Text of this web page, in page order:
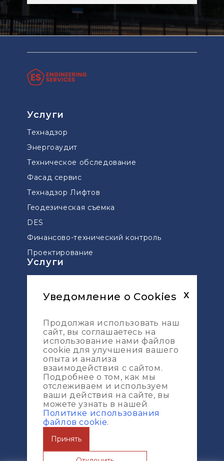
Услуги
Технадзор
Энергоаудит
Техническое обследование
Фасад сервис
Технадзор Лифтов
Геодезическая съемка
DES
Финансово-технический контроль
Проектирование
Услуги
Управление проектами
Геодезическая разбивка
Топографическая съемка
Карта сайта
Услуги
Портфолио
О компании
Журнал
© ИП ООО "ESG-Construction Pro" 2013 -
Уведомление о Cookies
Продолжая использовать наш
сайт, вы соглашаетесь на
использование нами файлов
cookie для улучшения вашего
опыта и анализа
взаимодействия с сайтом.
Подробнее о том, как мы
отслеживаем и используем
ваши действия на сайте, вы
можете узнать в нашей
Политике использования
файлов cookie.
Принять
X